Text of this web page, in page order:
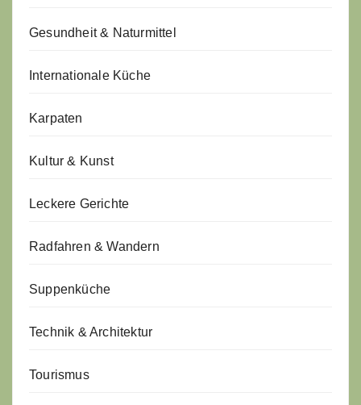
Gesundheit & Naturmittel
Internationale Küche
Karpaten
Kultur & Kunst
Leckere Gerichte
Radfahren & Wandern
Suppenküche
Technik & Architektur
Tourismus